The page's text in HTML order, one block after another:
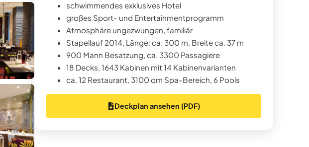
schwimmendes exklusives Hotel
großes Sport- und Entertainmentprogramm
Atmosphäre ungezwungen, familiär
Stapellauf 2014, Länge: ca. 300 m, Breite ca. 37 m
900 Mann Besatzung, ca. 3300 Passagiere
18 Decks, 1643 Kabinen mit 14 Kabinenvarianten
ca. 12 Restaurant, 3100 qm Spa-Bereich, 6 Pools
Deckplan ansehen (PDF)